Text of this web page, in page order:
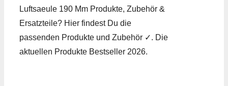
Luftsaeule 190 Mm Produkte, Zubehör &
Ersatzteile? Hier findest Du die
passenden Produkte und Zubehör ✓. Die
aktuellen Produkte Bestseller 2026.